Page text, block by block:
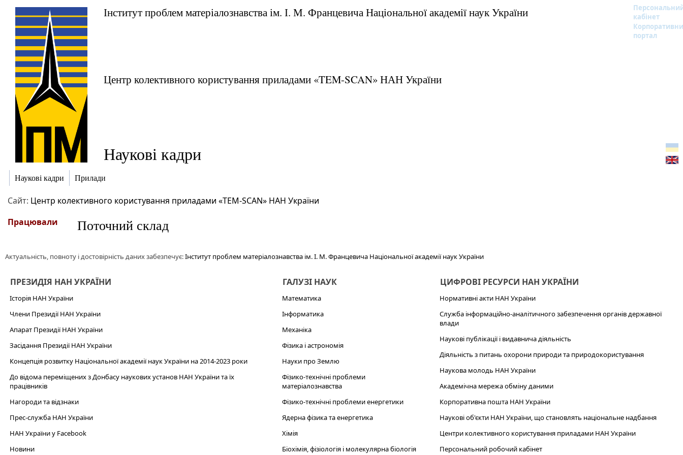
Інститут проблем матеріалознавства ім. І. М. Францевича Національної академії наук України
кабінет
портал
Центр колективного користування приладами «TEM-SCAN» НАН України
Наукові кадри
Наукові кадри Прилади
Сайт: Центр колективного користування приладами «TEM-SCAN» НАН України
Працювали
Поточний склад
Актуальність, повноту і достовірність даних забезпечує:Інститут проблем матеріалознавства ім. І. М. Францевича Національної академії наук України
ПРЕЗИДІЯ НАН УКРАЇНИ
Історія НАН України
Члени Президії НАН України
Апарат Президії НАН України
Засідання Президії НАН України
Концепція розвитку Національної академії наук України на 2014-2023 роки
До відома переміщених з Донбасу наукових установ НАН України та їх
працівників
Нагороди та відзнаки
Прес-служба НАН України
НАН України у Facebook
Новини
ГАЛУЗІ НАУК
Математика
Інформатика
Механіка
Фізика і астрономія
Науки про Землю
Фізико-технічні проблеми
матеріалознавства
Фізико-технічні проблеми енергетики
Ядерна фізика та енергетика
Хімія
Біохімія, фізіологія і молекулярна біологія
ЦИФРОВІ РЕСУРСИ НАН УКРАЇНИ
Нормативні акти НАН України
Служба інформаційно-аналітичного забезпечення органів державної
влади
Наукові публікації і видавнича діяльність
Діяльність з питань охорони природи та природокористування
Наукова молодь НАН України
Академічна мережа обміну даними
Корпоративна пошта НАН України
Наукові об'єкти НАН України, що становлять національне надбання
Центри колективного користування приладами НАН України
Персональний робочий кабінет